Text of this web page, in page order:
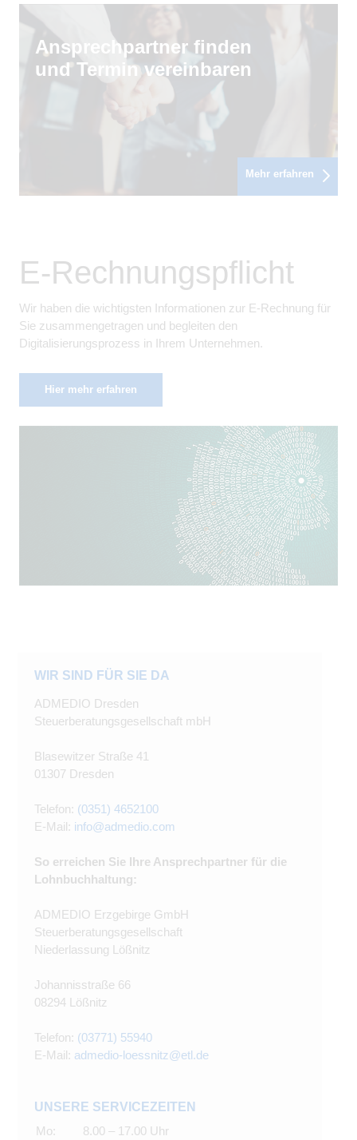
Ansprechpartner finden
und Termin vereinbaren
Mehr erfahren
E-Rechnungspflicht
Wir haben die wichtigsten Informationen zur E-Rechnung für
Sie zusammengetragen und begleiten den
Digitalisierungsprozess in Ihrem Unternehmen.
Hier mehr erfahren
WIR SIND FÜR SIE DA
ADMEDIO Dresden
Steuerberatungsgesellschaft mbH
Blasewitzer Straße 41
01307 Dresden
Telefon: (0351) 4652100
E-Mail: info@admedio.com
So erreichen Sie Ihre Ansprechpartner für die
Lohnbuchhaltung:
ADMEDIO Erzgebirge GmbH
Steuerberatungsgesellschaft
Niederlassung Lößnitz
Johannisstraße 66
08294 Lößnitz
Telefon: (03771) 55940
E-Mail: admedio-loessnitz@etl.de
UNSERE SERVICEZEITEN
Mo:
8.00 – 17.00 Uhr